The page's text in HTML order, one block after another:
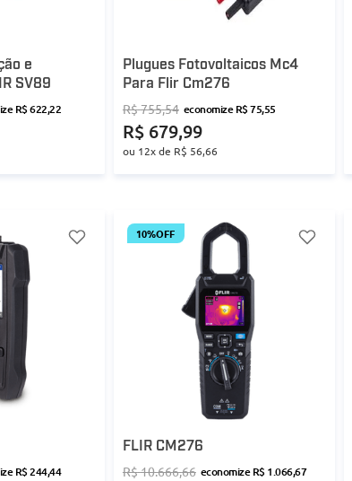
e
SV89
R$622,22
Plugues Fotovoltaicos Mc4
Para Flir Cm276
R$755,54 economizeR$75,55
R$ 679,99
ou 12x de R$ 56,66
R$244,44
10%OFF
FLIR CM276
R$10.666,66 economizeR$1.066,67